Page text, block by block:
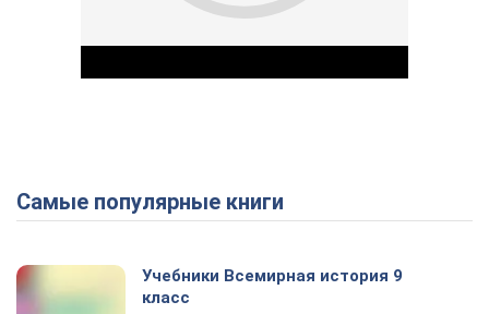
Play Video
Самые популярные книги
Учебники Всемирная история 9
класс